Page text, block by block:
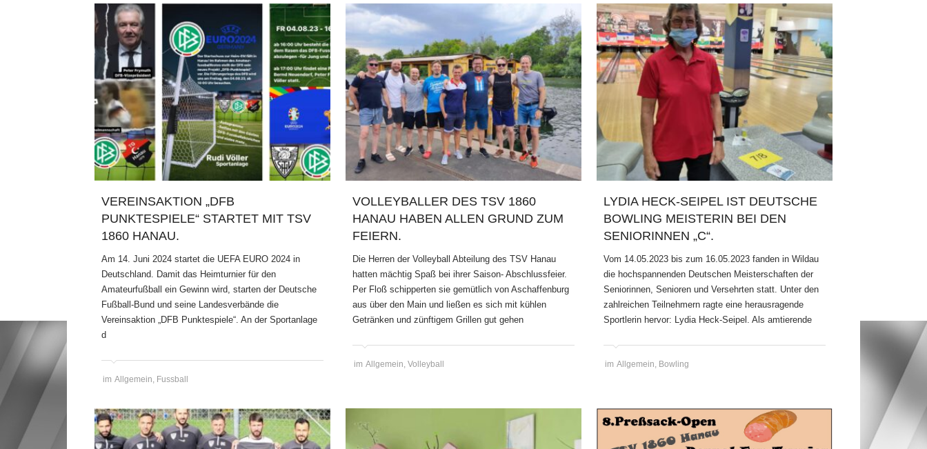
VEREINSAKTION „DFB
PUNKTESPIELE“ STARTET MIT TSV
1860 HANAU.
Am 14. Juni 2024 startet die UEFA EURO 2024 in
Deutschland. Damit das Heimturnier für den
Amateurfußball ein Gewinn wird, starten der Deutsche
Fußball-Bund und seine Landesverbände die
Vereinsaktion „DFB Punktespiele“. An der Sportanlage
d
im Allgemein Fussball
VOLLEYBALLER DES TSV 1860
HANAU HABEN ALLEN GRUND ZUM
FEIERN.
Die Herren der Volleyball Abteilung des TSV Hanau
hatten mächtig Spaß bei ihrer Saison- Abschlussfeier.
Per Floß schipperten sie gemütlich von Aschaffenburg
aus über den Main und ließen es sich mit kühlen
Getränken und zünftigem Grillen gut gehen
im Allgemein ,Volleyball
LYDIA HECK-SEIPEL IST DEUTSCHE
BOWLING MEISTERIN BEI DEN
SENIORINNEN „C“.
Vom 14.05.2023 bis zum 16.05.2023 fanden in Wildau
die hochspannenden Deutschen Meisterschaften der
Seniorinnen, Senioren und Versehrten statt. Unter den
zahlreichen Teilnehmern ragte eine herausragende
Sportlerin hervor: Lydia Heck-Seipel. Als amtierende
im Allgemein Bowling